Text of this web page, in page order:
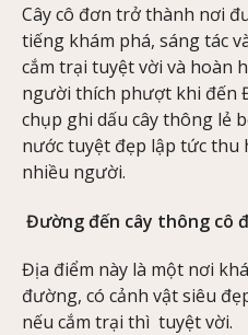
Cây cô đơn trở thành nơi
tiếng khám phá, sáng tác
cắm trại tuyệt vời và hoàn
người thích phượt khi đến
chụp ghi dấu cây thông lẻ
nước tuyệt đẹp lập tức thu
nhiều người.
Đường đến cây thông cô
Địa điểm này là một nơi
đường, có cảnh vật siêu
nếu cắm trại thì tuyệt vời.